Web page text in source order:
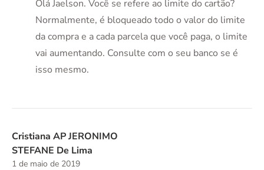
Olá Jaelson. Você se refere ao limite do cartão?
Normalmente, é bloqueado todo o valor do limite
da compra e a cada parcela que você paga, o limite
vai aumentando. Consulte com o seu banco se é
isso mesmo.
Cristiana AP JERONIMO
STEFANE De Lima
1 de maio de 2019